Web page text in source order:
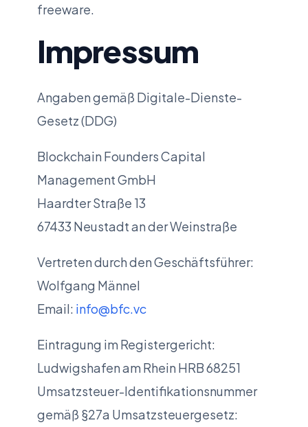
freeware.
Impressum
Angaben gemäß Digitale-Dienste-
Gesetz (DDG)
Blockchain Founders Capital
Management GmbH
Haardter Straße 13
67433 Neustadt an der Weinstraße
Vertreten durch den Geschäftsführer:
Wolfgang Männel
Email: info@bfc.vc
Eintragung im Registergericht:
Ludwigshafen am Rhein HRB 68251
Umsatzsteuer-Identifikationsnummer
gemäß §27a Umsatzsteuergesetz: